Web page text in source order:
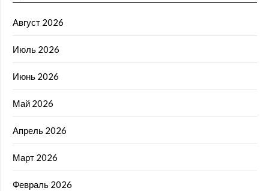
Август 2026
Июль 2026
Июнь 2026
Май 2026
Апрель 2026
Март 2026
Февраль 2026